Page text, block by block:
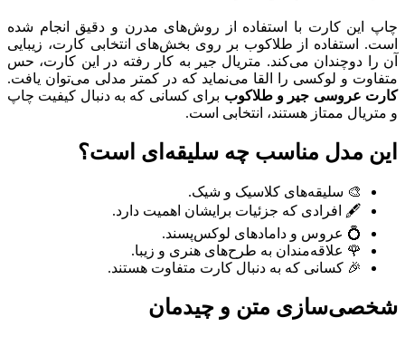
چاپ این کارت با استفاده از روش‌های مدرن و دقیق انجام شده
است. استفاده از طلاکوب بر روی بخش‌های انتخابی کارت، زیبایی
آن را دوچندان می‌کند. متریال جیر به کار رفته در این کارت، حس
متفاوت و لوکسی را القا می‌نماید که در کمتر مدلی می‌توان یافت.
کارت عروسی جیر و طلاکوب برای کسانی که به دنبال کیفیت چاپ
و متریال ممتاز هستند، انتخابی است.
این مدل مناسب چه سلیقه‌ای است؟
🎨 سلیقه‌های کلاسیک و شیک.
🖋 افرادی که جزئیات برایشان اهمیت دارد.
💍 عروس و دامادهای لوکس‌پسند.
🌹 علاقه‌مندان به طرح‌های هنری و زیبا.
🎉 کسانی که به دنبال کارت متفاوت هستند.
شخصی‌سازی متن و چیدمان